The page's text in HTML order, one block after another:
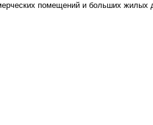
помещений и больших жилых